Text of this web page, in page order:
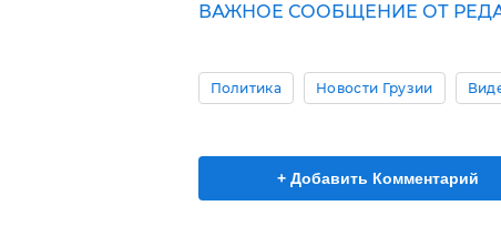
ВАЖНОЕ СООБЩЕНИЕ ОТ
Политика Новости Грузии
+ Добавить Комментарий